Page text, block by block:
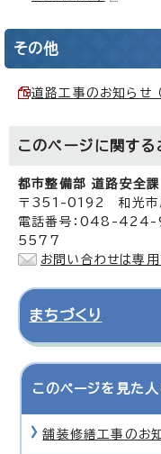
その他
道路工事のお知らせ
このページに関する
都市整備部 道路安全
〒351-0192 和光市
電話番号：048-
5577
お問い合わせは専用
まちづくり
このページを見た
舗装修繕工事のお